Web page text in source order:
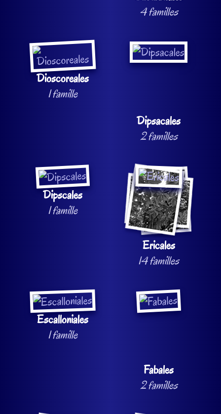
4 familles
Dioscoreales
1 famille
Dipsacales
2 familles
Dipscales
1 famille
Ericales
14 familles
Escalloniales
1 famille
Fabales
2 familles